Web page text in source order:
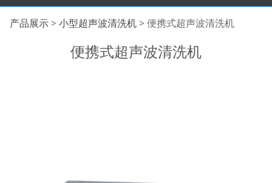
便携式超声波清洗机
产品展示> 小型超声波清洗机> 便携式超声波清洗机
便携式超声波清洗机